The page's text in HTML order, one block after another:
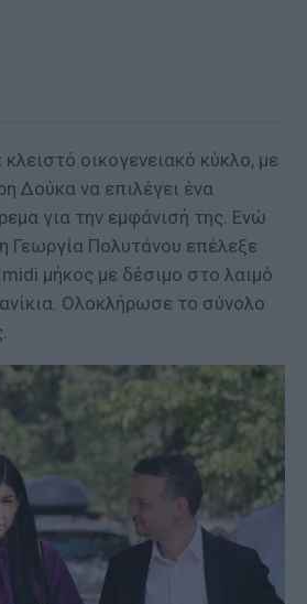
οικογενειακό κύκλο, με
Δούκα να επιλέγει ένα
για την εμφάνισή της. Ενώ
Γεωργία Πολυτάνου επέλεξε
μήκος με δέσιμο στο λαιμό
Oλοκλήρωσε το σύνολο